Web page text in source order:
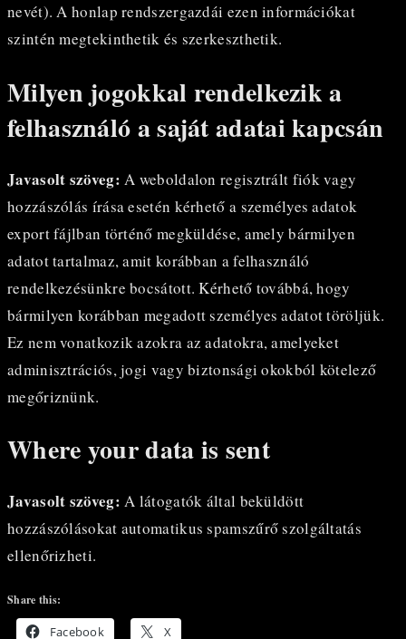
nevét). A honlap rendszergazdái ezen információkat
szintén megtekinthetik és szerkeszthetik.
Milyen jogokkal rendelkezik a
felhasználó a saját adatai kapcsán
Javasolt szöveg:A weboldalon regisztrált fiók vagy
hozzászólás írása esetén kérhető a személyes adatok
export fájlban történő megküldése, amely bármilyen
adatot tartalmaz, amit korábban a felhasználó
rendelkezésünkre bocsátott. Kérhető továbbá, hogy
bármilyen korábban megadott személyes adatot töröljük.
Ez nem vonatkozik azokra az adatokra, amelyeket
adminisztrációs, jogi vagy biztonsági okokból kötelező
megőriznünk.
Where your data is sent
Javasolt szöveg:A látogatók által beküldött
hozzászólásokat automatikus spamszűrő szolgáltatás
ellenőrizheti.
Share this:
Facebook X